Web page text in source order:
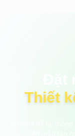
Thiết